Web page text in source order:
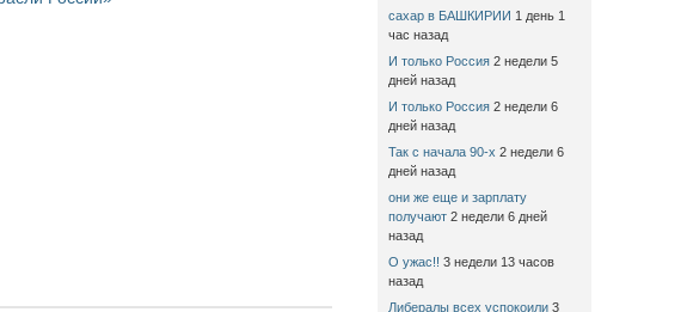
сахар в БАШКИРИИ 1 день 1
час назад
И только Россия 2 недели 5
дней назад
И только Россия 2 недели 6
дней назад
Так с начала 90-х 2 недели 6
дней назад
они же еще и зарплату
получают 2 недели 6 дней
назад
О ужас!! 3 недели 13 часов
назад
Либералы всех успокоили 3